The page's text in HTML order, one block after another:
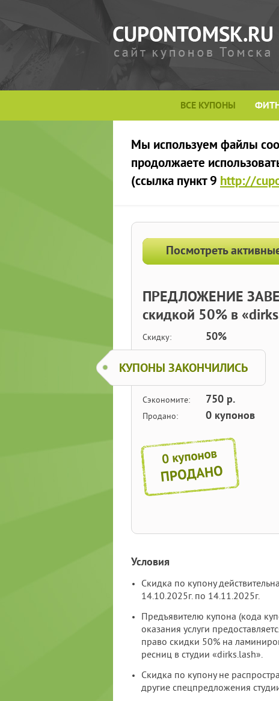
ВСЕ КУПОНЫ
Мы используем файлы
продолжаете
(ссылка пункт 9 http://
Посмотреть
ПРЕДЛОЖЕНИЕ
скидкой 50% в
Скидку: 50%
КУПОНЫ ЗАКОНЧИЛИСЬ
Сэкономите: 750 р.
Продано: 0 купонов
0 купонов
ПРОДАНО
Условия
Скидка по купону
14.10.2025г. по 14.11.2025г.
Предъявителю купона (кода
оказания услуги
право скидки 50% на
ресниц в студии «dirks.lash».
Скидка по купону не
другие спецпредложения